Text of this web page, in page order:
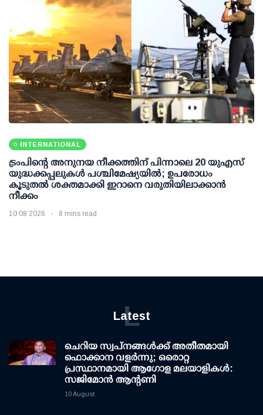
INTERNATIONAL
ട്രംപിന്റെ അനുനയ നീക്കത്തിന് പിന്നാലെ 20 യുഎസ്
യുദ്ധക്കപ്പലുകള്‍ പശ്ചിമേഷ്യയില്‍; ഉപരോധം
കൂടുതല്‍ ശക്തമാക്കി ഇറാനെ വരുതിയിലാക്കാന്‍
നീക്കം
10 08 2026 8 mins read
Latest
L
ചെറിയ സ്വപ്നങ്ങൾക്ക് അതീതമായി
ഫൊക്കാന വളർന്നു; ഒരൊറ്റ
പ്രസ്ഥാനമായി ആഗോള മലയാളികൾ:
സജിമോൻ ആന്റണി
10 August